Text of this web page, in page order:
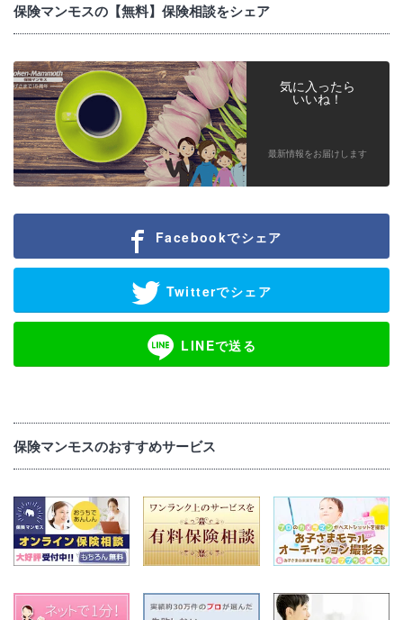
保険マンモスの【無料】保険相談をシェア
気に入ったら
いいね！
最新情報をお届けします
Facebookでシェア
Twitterでシェア
LINEで送る
保険マンモスのおすすめサービス